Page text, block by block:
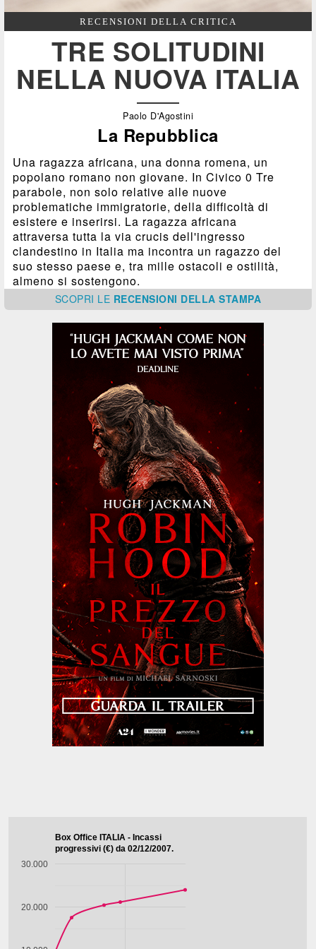
RECENSIONI DELLA CRITICA
TRE SOLITUDINI
NELLA NUOVA ITALIA
Paolo D'Agostini
La Repubblica
Una ragazza africana, una donna romena, un
popolano romano non giovane. In Civico 0 Tre
parabole, non solo relative alle nuove
problematiche immigratorie, della difficoltà di
esistere e inserirsi. La ragazza africana
attraversa tutta la via crucis dell'ingresso
clandestino in Italia ma incontra un ragazzo del
suo stesso paese e, tra mille ostacoli e ostilità,
almeno si sostengono.
SCOPRI LE RECENSIONI DELLA STAMPA